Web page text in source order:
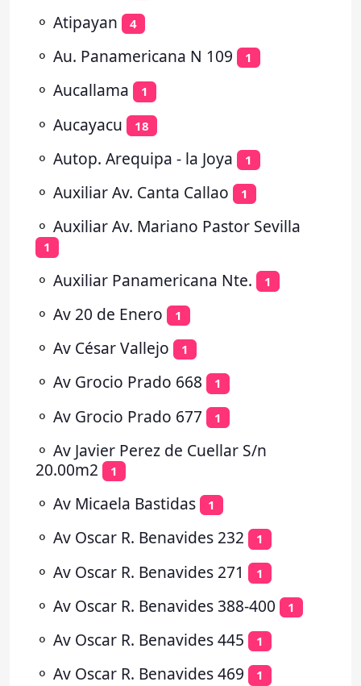
⚬ Atipayan 4
⚬ Au. Panamericana N 109 1
⚬ Aucallama 1
⚬ Aucayacu 18
⚬ Autop. Arequipa - la Joya 1
⚬ Auxiliar Av. Canta Callao 1
⚬ Auxiliar Av. Mariano Pastor Sevilla
1
⚬ Auxiliar Panamericana Nte. 1
⚬ Av 20 de Enero 1
⚬ Av César Vallejo 1
⚬ Av Grocio Prado 668 1
⚬ Av Grocio Prado 677 1
⚬ Av Javier Perez de Cuellar S/n
20.00m2
1
⚬ Av Micaela Bastidas 1
⚬ Av Oscar R. Benavides 232 1
⚬ Av Oscar R. Benavides 271 1
⚬ Av Oscar R. Benavides 388-400 1
⚬ Av Oscar R. Benavides 445 1
⚬ Av Oscar R. Benavides 469 1